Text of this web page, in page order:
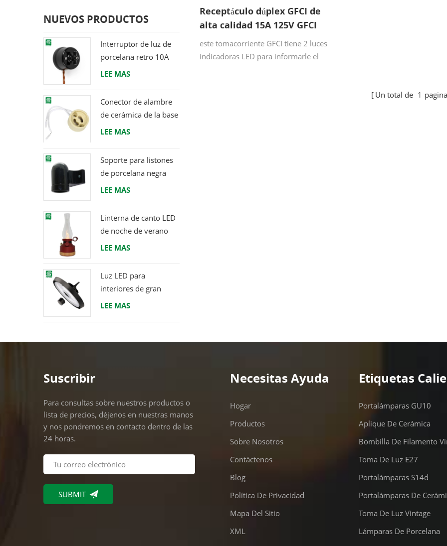
Receptáculo dúplex GFCI de
alta calidad 15A 125V GFCI
este tomacorriente GFCI tiene 2 luces
indicadoras LED para informarle el
Un total de 1
NUEVOS PRODUCTOS
Interruptor de luz de
porcelana retro 10A
250V
LEE MAS
Conector de alambre
de cerámica de la base
del tenedor de la
zócalo GU10
LEE MAS
Soporte para listones
de porcelana negra
Racor Edison E27
LEE MAS
Linterna de canto LED
de noche de verano
con altavoz & Power
LEE MAS
Luz LED para
interiores de gran
altura 120W 200W
LEE MAS
Suscribir
Para consultas sobre nuestros productos o
lista de precios, déjenos en nuestras manos
y nos pondremos en contacto dentro de las
24 horas.
Necesitas Ayuda
Hogar
Productos
Sobre Nosotros
Contáctenos
Blog
Política De Privacidad
Mapa Del Sitio
XML
Etiquetas
Portalámparas GU10
Aplique De Cerámica
Bombilla De Filamento
Toma De Luz E27
Portalámparas S14d
Portalámparas De
Toma De Luz Vintage
Lámparas De Porcelana